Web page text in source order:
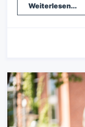
Weiterlesen...